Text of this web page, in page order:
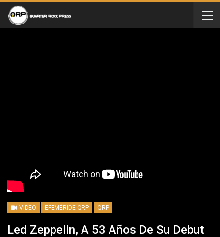
VIDEO EFEMÉRIDE QRP QRP
Led Zeppelin, A 53 Años De Su Debut